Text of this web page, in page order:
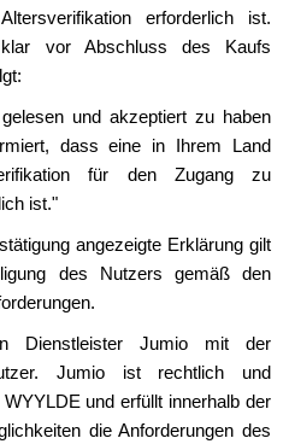
erforderlich ist.
vor Abschluss des Kaufs
und akzeptiert zu haben
dass eine in Ihrem Land
für den Zugang zu
ist."
angezeigte Erklärung gilt
des Nutzers gemäß den
Dienstleister Jumio mit der
Jumio ist rechtlich und
und erfüllt innerhalb der
die Anforderungen des